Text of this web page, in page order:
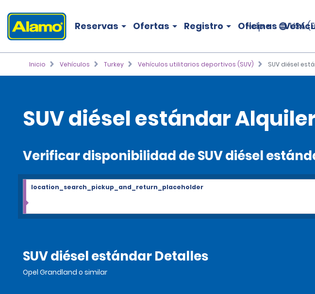
Reservas Ofertas Registro Oficinas
Help USA
Inicio Vehículos Turkey Vehículos utilitarios deportivos (SUV) SUV diésel
SUV diésel estándar
Verificar disponibilidad de SUV diésel
location_search_pickup_and_return_placeholder
SUV diésel estándar Detalles
Opel Grandland o similar